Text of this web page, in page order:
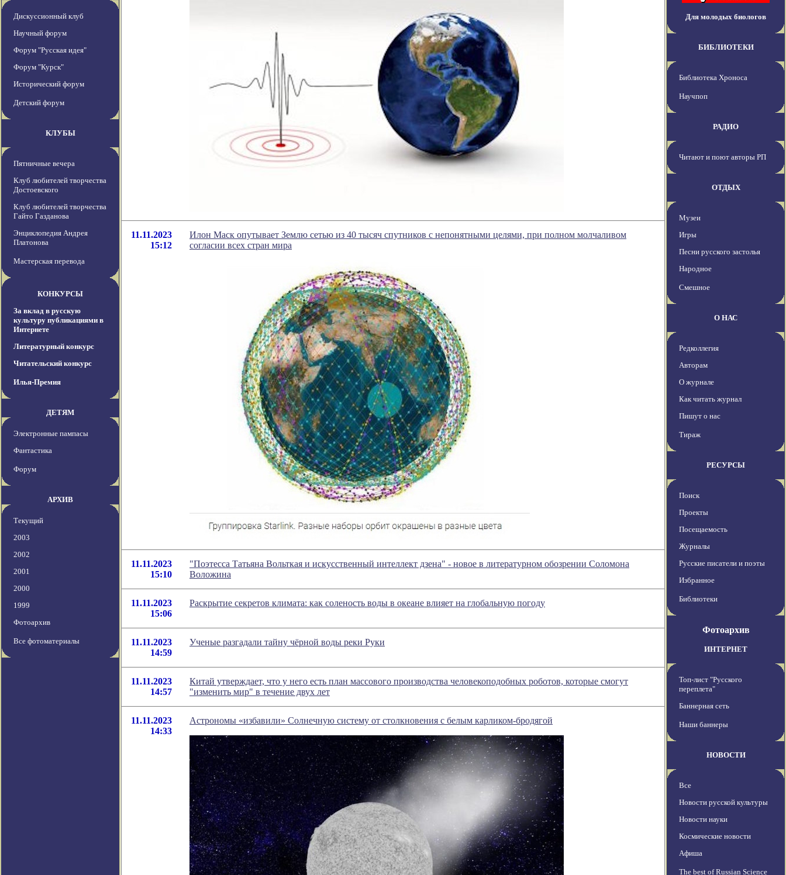
Дискуссионный клуб
Научный форум
Форум "Русская идея"
Форум "Курск"
Исторический форум
Детский форум
КЛУБЫ
Пятничные вечера
Клуб любителей творчества
Достоевского
Клуб любителей творчества
Гайто Газданова
Энциклопедия Андрея
Платонова
Мастерская перевода
КОНКУРСЫ
За вклад в русскую
культуру публикациями в
Интернете
Литературный конкурс
Читательский конкурс
Илья-Премия
ДЕТЯМ
Электронные пампасы
Фантастика
Форум
АРХИВ
Текущий
2003
2002
2001
2000
1999
Фотоархив
Все фотоматериалы
11.11.2023
15:12
Илон Маск опутывает Землю сетью из 40 тысяч спутников с непонятными целями, при полном молчаливом
согласии всех стран мира
11.11.2023
15:10
"Поэтесса Татьяна Вольткая и искусственный интеллект дзена" - новое в литературном обозрении Соломона
Воложина
11.11.2023
15:06
Раскрытие секретов климата: как соленость воды в океане влияет на глобальную погоду
11.11.2023
14:59
Ученые разгадали тайну чёрной воды реки Руки
11.11.2023
14:57
Китай утверждает, что у него есть план массового производства человекоподобных роботов, которые смогут
"изменить мир" в течение двух лет
11.11.2023
14:33
Астрономы «избавили» Солнечную систему от столкновения с белым карликом-бродягой
Для молодых биологов
БИБЛИОТЕКИ
Библиотека Хроноса
Научпоп
РАДИО
Читают и поют авторы РП
ОТДЫХ
Музеи
Игры
Песни русского застолья
Народное
Смешное
О НАС
Редколлегия
Авторам
О журнале
Как читать журнал
Пишут о нас
Тираж
РЕСУРСЫ
Поиск
Проекты
Посещаемость
Журналы
Русские писатели и поэты
Избранное
Библиотеки
Фотоархив
ИНТЕРНЕТ
Топ-лист "Русского
переплета"
Баннерная сеть
Наши баннеры
НОВОСТИ
Все
Новости русской культуры
Новости науки
Космические новости
Афиша
The best of Russian Science